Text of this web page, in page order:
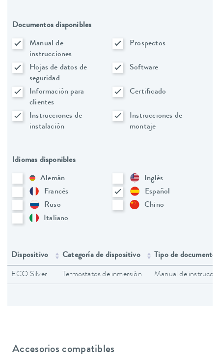
Documentos disponibles
Manual de
instrucciones
Prospectos
Hojas de datos de
seguridad
Software
Información para
clientes
Certificado
Instrucciones de
instalación
Instrucciones de
montaje
Idiomas disponibles
Alemán
Inglés
Francés
Español
Ruso
Chino
Italiano
Dispositivo Categoría de dispositivo Tipo de documento
ECO Silver Termostatos de inmersión Manual de
Accesorios compatibles